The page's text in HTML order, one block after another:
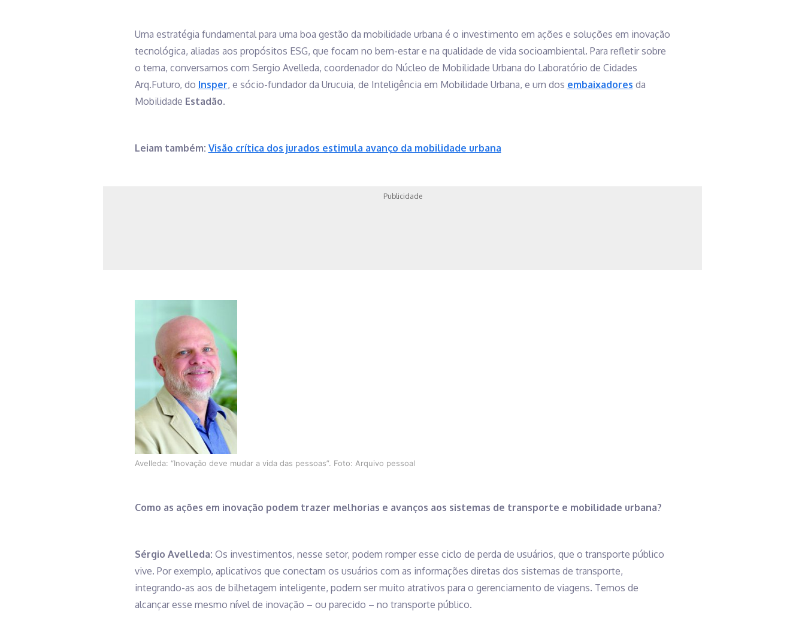
Uma estratégia fundamental para uma boa gestão da mobilidade urbana é o investimento em ações e soluções em inovação
tecnológica, aliadas aos propósitos ESG, que focam no bem-estar e na qualidade de vida socioambiental. Para refletir sobre
o tema, conversamos com Sergio Avelleda, coordenador do Núcleo de Mobilidade Urbana do Laboratório de Cidades
Arq.Futuro, do Insper, e sócio-fundador da Urucuia, de Inteligência em Mobilidade Urbana, e um dos embaixadores da
Mobilidade Estadão.
Leiam também: Visão crítica dos jurados estimula avanço da mobilidade urbana
Publicidade
Avelleda: “Inovação deve mudar a vida das pessoas”. Foto: Arquivo pessoal
Como as ações em inovação podem trazer melhorias e avanços aos sistemas de transporte e mobilidade urbana?
Sérgio Avelleda: Os investimentos, nesse setor, podem romper esse ciclo de perda de usuários, que o transporte público
vive. Por exemplo, aplicativos que conectam os usuários com as informações diretas dos sistemas de transporte,
integrando-as aos de bilhetagem inteligente, podem ser muito atrativos para o gerenciamento de viagens. Temos de
alcançar esse mesmo nível de inovação – ou parecido – no transporte público.